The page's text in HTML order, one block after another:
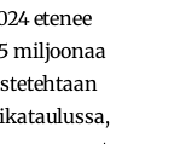
etenee
miljoonaa